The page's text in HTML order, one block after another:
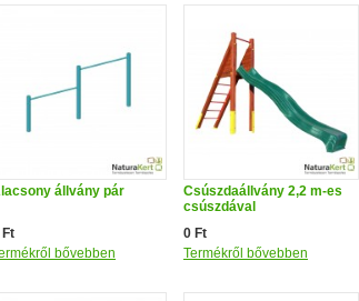
állvány pár
Ft
bővebben
Csúszdaállvány 2,2 m-es
csúszdával
0 Ft
Termékről bővebben